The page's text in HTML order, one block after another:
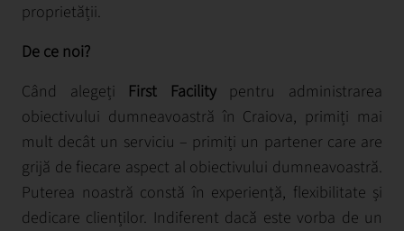
proprietății.
De ce noi?
Când alegeți First Facilitypentru administrarea
obiectivului dumneavoastră în Craiova, primiți mai
mult decât un serviciu – primiți un partener care are
grijă de fiecare aspect al obiectivului dumneavoastră.
Puterea noastră constă în experiență, flexibilitate și
dedicare clienților. Indiferent dacă este vorba de un